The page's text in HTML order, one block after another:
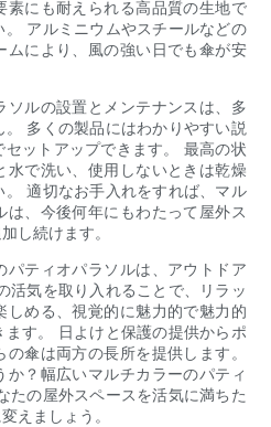
素にも耐えられる高品質の生地で
アルミニウムやスチールなどの
ムにより、風の強い日でも傘が安
ソルの設置とメンテナンスは、多
多くの製品にはわかりやすい説
ットアップできます。 最高の状
水で洗い、使用しないときは乾燥
。 適切なお手入れをすれば、マル
、今後何年にもわたって屋外ス
し続けます。
パティオパラソルは、アウトドア
活気を取り入れることで、リラッ
しめる、視覚的に魅力的で魅力的
す。 日よけと保護の提供からポ
傘は両方の長所を提供します。
？幅広いマルチカラーのパティ
たの屋外スペースを活気に満ちた
えましょう。